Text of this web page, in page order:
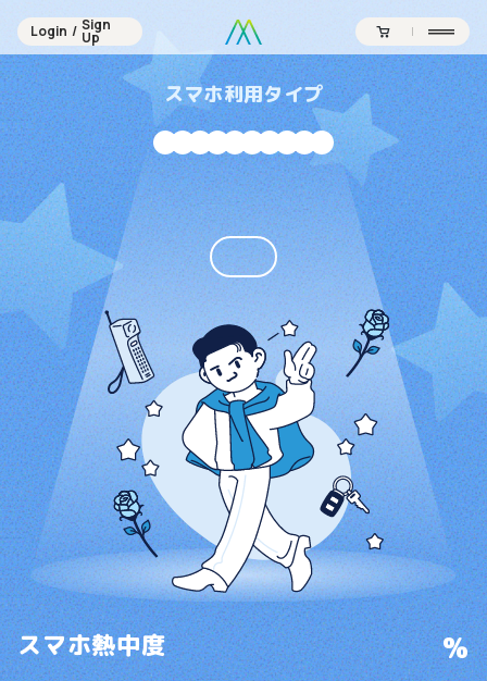
Login / Sign
Up
Login / Sign
Up
Contents
Products
Campaign
Journal
News
About
Point
Support
Official SNS
スマホ利用タイプ
スマホ熱中度 %